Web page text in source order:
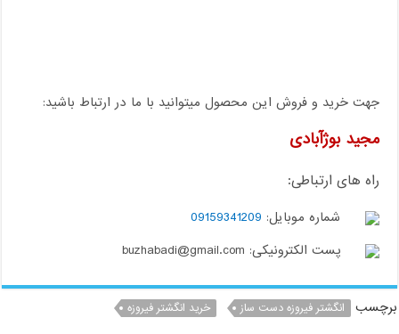
جهت خرید و فروش این محصول میتوانید با ما در ارتباط باشید:
مجید بوژآبادی
راه های ارتباطی:
شماره موبایل: 09159341209
پست الکترونیکی: buzhabadi@gmail.com
برچسب انگشتر فیروزه دست ساز خرید انگشتر فیروزه